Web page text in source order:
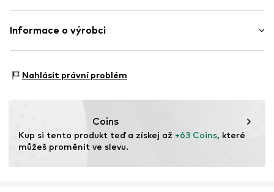
Vrchní materiál: 60% Bavlna, 40% Lyocell
Informace o výrobci
8362 Hørning
Nahlásit právní problém
Coins
Kup si tento produkt teď a získej až +63 Coins, které
můžeš proměnit ve slevu.